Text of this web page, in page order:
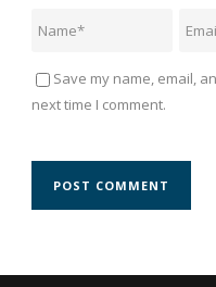
Save my name, email,
next time I comment.